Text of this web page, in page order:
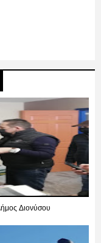
Διονύσου